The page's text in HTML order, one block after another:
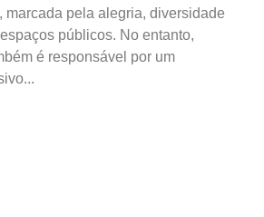
marcada pela alegria, diversidade
públicos. No entanto,
é responsável por um